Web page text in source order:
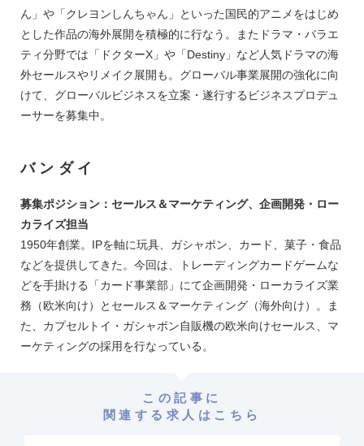
ん」や「クレヨンしんちゃん」といった国民的アニメをはじめ
とした作品の海外展開を積極的に行なう。またドラマ・バラエ
ティ分野では「ドクターX」や「Destiny」など人気ドラマの海
外セールスやリメイク展開も。グローバル事業展開の強化に向
けて、グローバルビジネスを立案・遂行するビジネスプロデュ
ーサーを募集中。
バンダイ
募集ポジション：セールス＆マーケティング、企画開発・ロー
カライズ担当
1950年創業。IPを軸に玩具、ガシャポン、カード、菓子・食品
などを提供してきた。今回は、トレーディングカードゲームな
どを手掛ける「カード事業部」にて企画開発・ローカライズ業
務（欧米向け）とセールス＆マーケティング（海外向け）。ま
た、カプセルトイ・ガシャポン自販機の欧米向けセールス、マ
ーケティングの採用を行なっている。
この記事に
関連する求人はこちら